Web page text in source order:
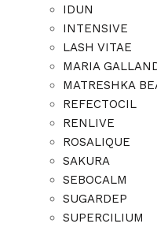
IDUN
INTENSIVE
LASH VITAE
MARIA
MATRESHKA
REFECTOCIL
RENLIVE
ROSALIQUE
SAKURA
SEBOCALM
SUGARDEP
SUPERCILIUM